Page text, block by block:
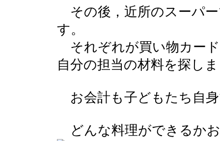
その後，近所のスーパ
す。
それぞれが買い物カー
自分の担当の材料を探し
お会計も子どもたち自
どんな料理ができるか